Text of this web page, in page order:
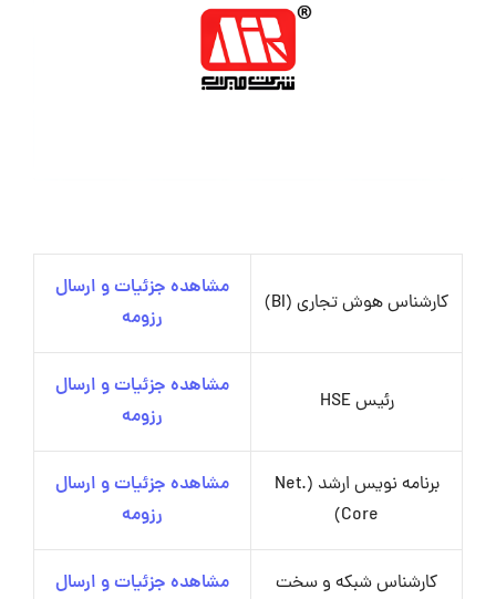
کارشناس هوش تجاری (BI)
مشاهده جزئیات و ارسال
رزومه
رئیس HSE
مشاهده جزئیات و ارسال
رزومه
برنامه نویس ارشد (.Net
Core)
مشاهده جزئیات و ارسال
رزومه
کارشناس شبکه و سخت
مشاهده جزئیات و ارسال